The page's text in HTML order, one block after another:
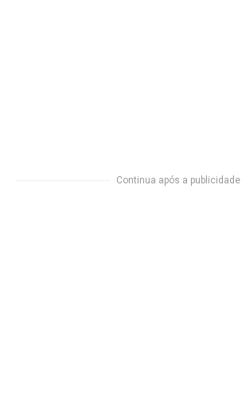
Continua após a publicidade